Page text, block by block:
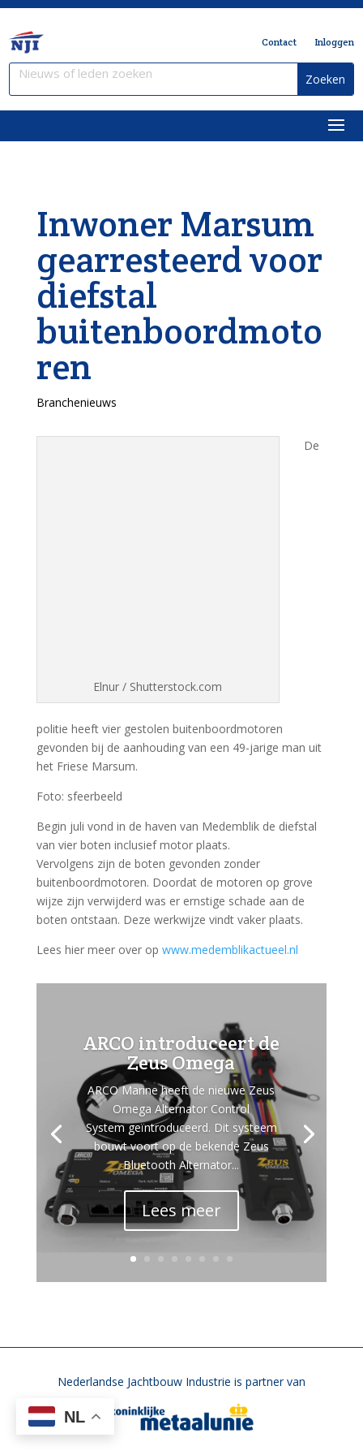
Contact Inloggen
Inwoner Marsum
gearresteerd voor
diefstal
buitenboordmoto
ren
Branchenieuws
Elnur / Shutterstock.com
De
politie heeft vier gestolen buitenboordmotoren
gevonden bij de aanhouding van een 49-jarige man uit
het Friese Marsum.
Foto: sfeerbeeld
Begin juli vond in de haven van Medemblik de diefstal
van vier boten inclusief motor plaats.
Vervolgens zijn de boten gevonden zonder
buitenboordmotoren. Doordat de motoren op grove
wijze zijn verwijderd was er ernstige schade aan de
boten ontstaan. Deze werkwijze vindt vaker plaats.
Lees hier meer over op www.medemblikactueel.nl
ARCO introduceert de
Zeus Omega
ARCO Marine heeft de nieuwe Zeus
Omega Alternator Control
System geïntroduceerd. Dit systeem
bouwt voort op de bekende Zeus
Bluetooth Alternator...
Lees meer
Nederlandse Jachtbouw Industrie is partner van
NL